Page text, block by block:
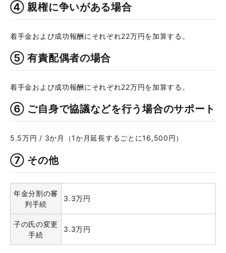
④ 親権に争いがある場合
着手金および成功報酬にそれぞれ22万円を加算する。
⑤ 有責配偶者の場合
着手金および成功報酬にそれぞれ22万円を加算する。
⑥ ご自身で協議などを行う場合のサポート
5.5万円 / 3か月（1か月延長するごとに16,500円）
⑦ その他
年金分割の審
判手続
3.3万円
子の氏の変更
手続
3.3万円